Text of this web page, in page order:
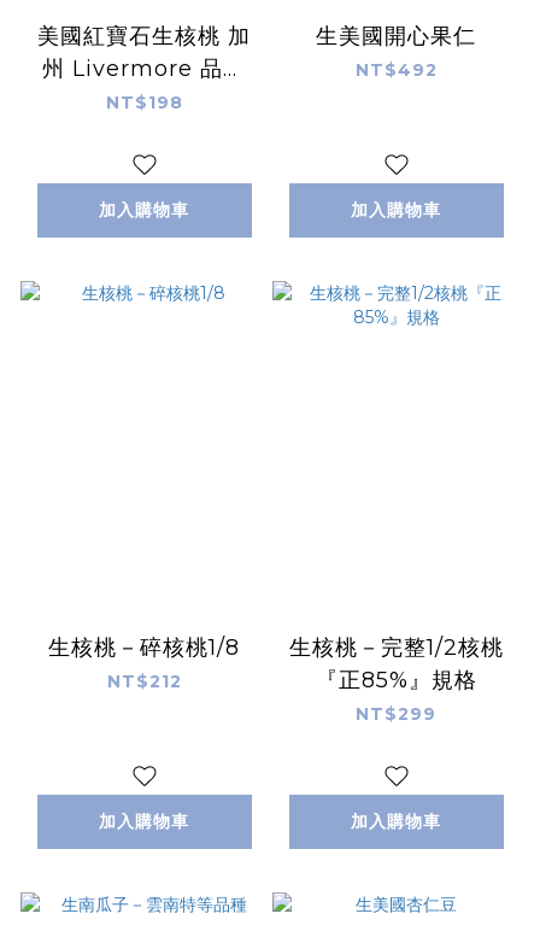
美國紅寶石生核桃 加
州 Livermore 品種
LHP 20%
NT$198
加入購物車
生美國開心果仁
NT$492
加入購物車
生核桃－碎核桃1/8
NT$212
加入購物車
生核桃－完整1/2核桃
『正85%』規格
NT$299
加入購物車